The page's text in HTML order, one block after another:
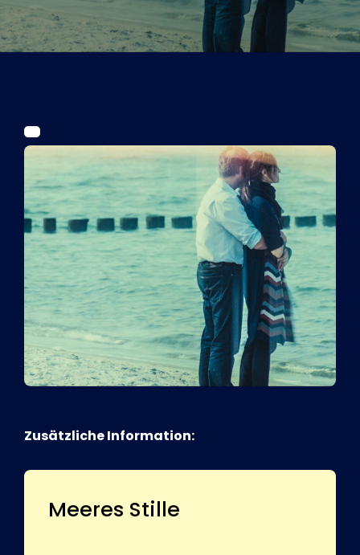
Tickets
Kurier Romy 2026
Zusätzliche Information:
Meeres Stille